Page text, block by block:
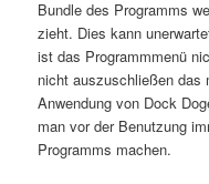
Bundle des Programms
zieht. Dies kann
ist das Programmmenü
nicht auszuschließen das
Anwendung von Dock
man vor der Benutzung
Programms machen.